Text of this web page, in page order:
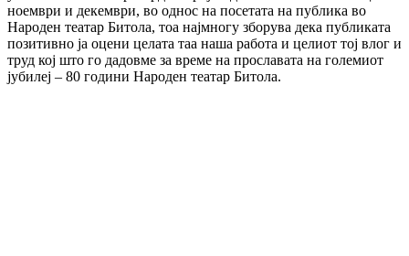
ноември и декември, во однос на посетата на публика во
Народен театар Битола, тоа најмногу зборува дека публиката
позитивно ја оцени целата таа наша работа и целиот тој влог и
труд кој што го дадовме за време на прославата на големиот
јубилеј – 80 години Народен театар Битола.